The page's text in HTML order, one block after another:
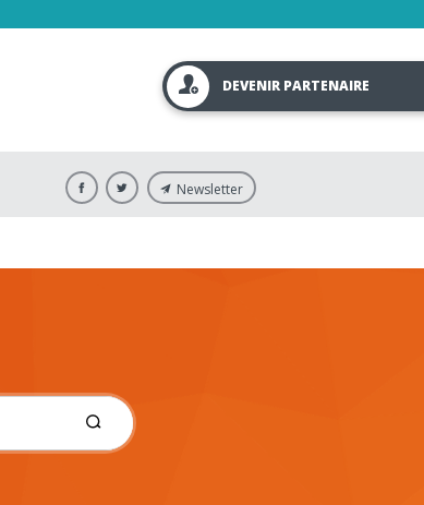
DEVENIR PARTENAIRE
Newsletter